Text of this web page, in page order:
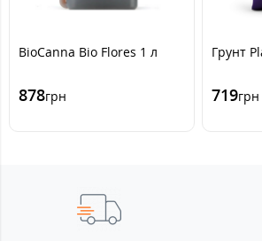
BioCanna Bio Flores 1 л
878грн
Грунт
719грн